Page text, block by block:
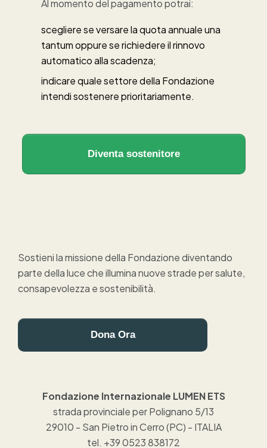
Al momento del pagamento potrai:
scegliere se versare la quota annuale una
tantum oppure se richiedere il rinnovo
automatico alla scadenza;
indicare quale settore della Fondazione
intendi sostenere prioritariamente.
Diventa sostenitore
Sostieni la missione della Fondazione diventando
parte della luce che illumina nuove strade per salute,
consapevolezza e sostenibilità.
Dona Ora
Fondazione Internazionale LUMEN ETS
strada provinciale per Polignano 5/13
29010 - San Pietro in Cerro (PC) - ITALIA
tel. +39 0523 838172